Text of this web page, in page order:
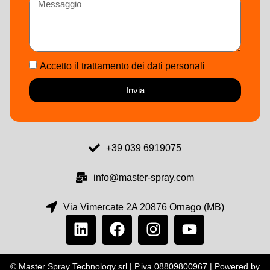
Accetto il trattamento dei dati personali
Invia
+39 039 6919075
info@master-spray.com
Via Vimercate 2A 20876 Ornago (MB)
© Master Spray Technology srl | P.iva 08809800967 | Powered by